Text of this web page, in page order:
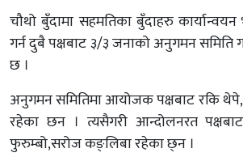
चौथो बुँदामा सहमतिका बुँदाहरु
गर्न दुबै पक्षबाट ३/३ जनाको अनुगमन समिति
छ ।
अनुगमन समितिमा आयोजक पक्षबाट रकि
रहेका छन । त्यसैगरी आन्दोलनरत
फुरुम्बो,सरोज कङ्लिबा रहेका छ्न ।